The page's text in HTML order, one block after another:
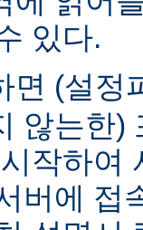
있다.
면 (설정
않는한)
작하여
버에 접